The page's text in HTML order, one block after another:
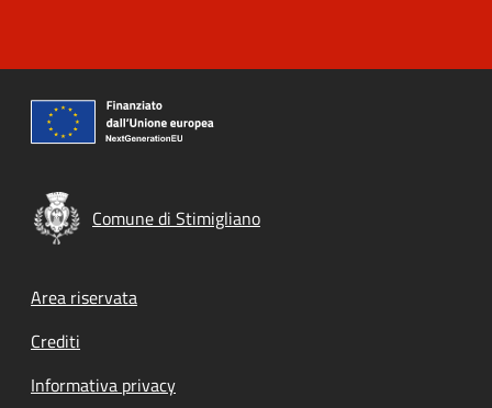
Comune di Stimigliano
Footer menu
Area riservata
Crediti
Informativa privacy